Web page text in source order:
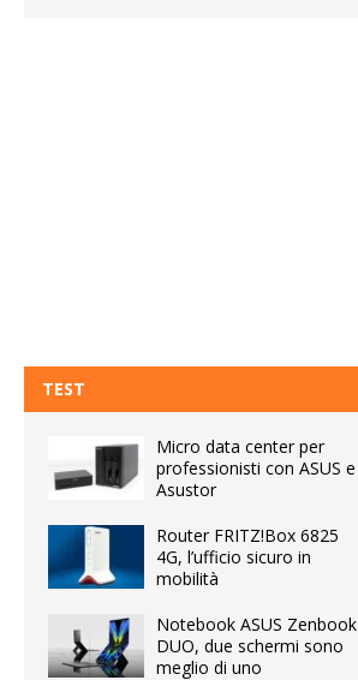
TEST
Micro data center per
professionisti con ASUS e
Asustor
Router FRITZ!Box 6825
4G, l’ufficio sicuro in
mobilità
Notebook ASUS Zenbook
DUO, due schermi sono
meglio di uno